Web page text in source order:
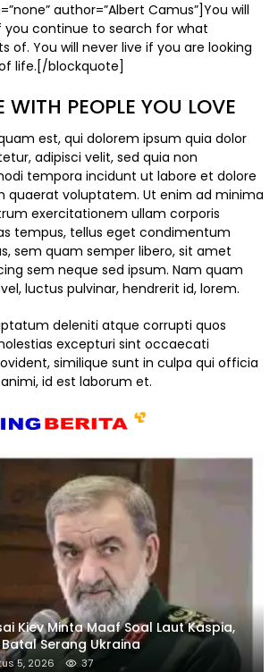
author=”Albert Camus”]You will
you continue to search for what
of. You will never live if you are looking
life.[/blockquote]
WITH PEOPLE YOU LOVE
est, qui dolorem ipsum quia dolor
adipisci velit, sed quia non
tempora incidunt ut labore et dolore
quaerat voluptatem. Ut enim ad minima
exercitationem ullam corporis
tempus, tellus eget condimentum
sem quam semper libero, sit amet
sem neque sed ipsum. Nam quam
luctus pulvinar, hendrerit id, lorem.
deleniti atque corrupti quos
excepturi sint occaecati
similique sunt in culpa qui officia
id est laborum et.
Kiev Minta Maaf Soal Laut Kaspia,
Serang Ukraina
5, 2026 37